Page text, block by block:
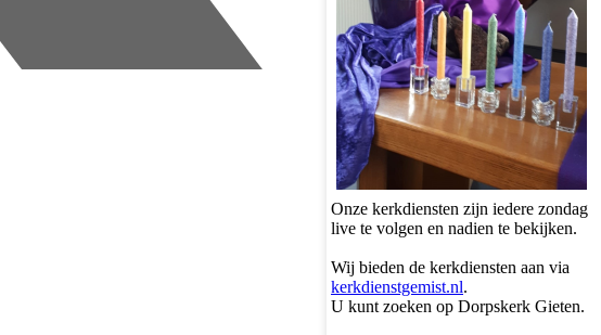
Onze kerkdiensten zijn iedere zondag
live te volgen en nadien te bekijken.
Wij bieden de kerkdiensten aan via
kerkdienstgemist.nl.
U kunt zoeken op Dorpskerk Gieten.